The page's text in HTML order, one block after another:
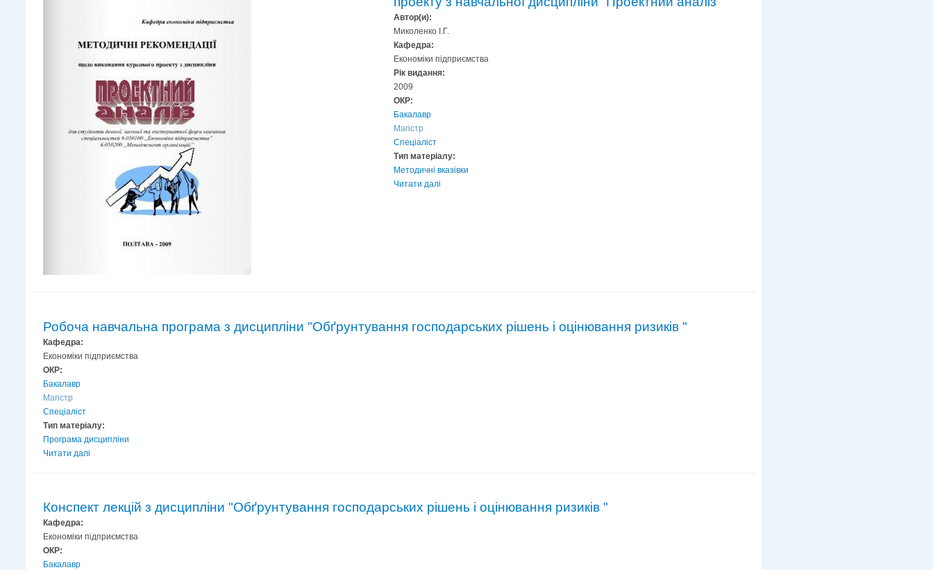
Автор(и):
Миколенко І.Г.
Кафедра:
Економіки підприємства
Рік видання:
2009
ОКР:
Бакалавр
Магістр
Спеціаліст
Тип матеріалу:
Методичні вказівки
Читати далі
Робоча навчальна програма з дисципліни "Обґрунтування господарських рішень і оцінювання ризиків "
Кафедра:
Економіки підприємства
ОКР:
Бакалавр
Магістр
Спеціаліст
Тип матеріалу:
Програма дисципліни
Читати далі
Конспект лекцій з дисципліни "Обґрунтування господарських рішень і оцінювання ризиків "
Кафедра:
Економіки підприємства
ОКР:
Бакалавр